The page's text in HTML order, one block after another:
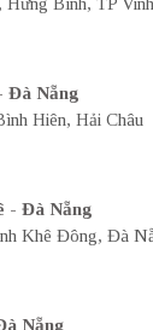
Đà Nẵng
Hiên, Hải Châu
- Đà Nẵng
Khê Đông, Đà
Nẵng